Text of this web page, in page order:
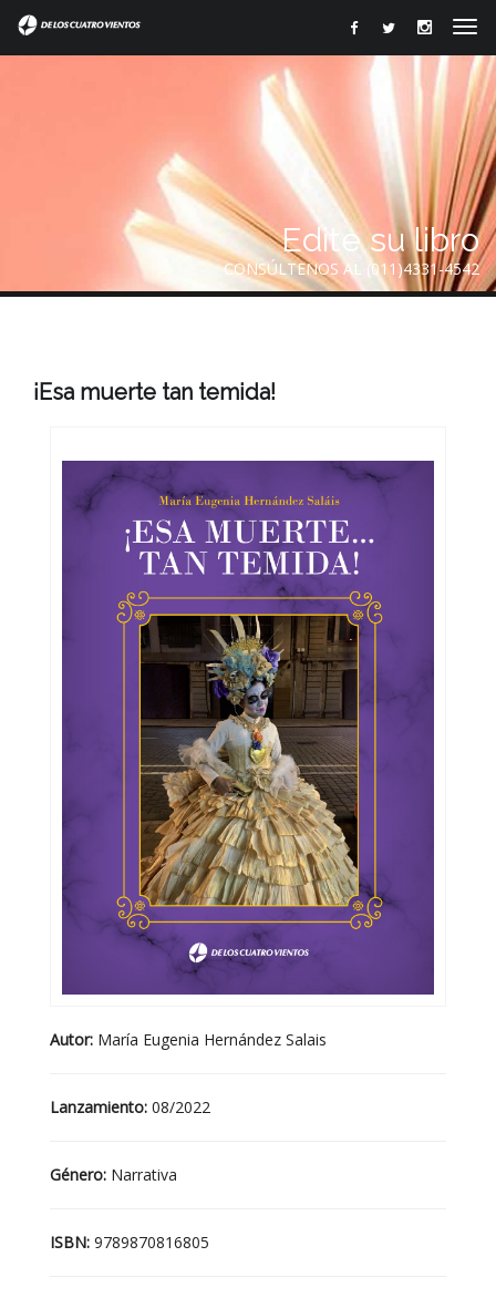
Edite su libro
CONSÚLTENOS AL (011)4331-4542
¡Esa muerte tan temida!
Autor: María Eugenia Hernández Salais
Lanzamiento: 08/2022
Género: Narrativa
ISBN: 9789870816805